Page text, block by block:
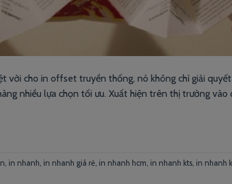
vời cho in offset truyền thống, nó không chỉ giải
nhiều lựa chọn tối ưu. Xuất hiện trên thị trường vào
in nhanh in nhanh giá rẻ in nhanh hcm in nhanh kts in nhanh